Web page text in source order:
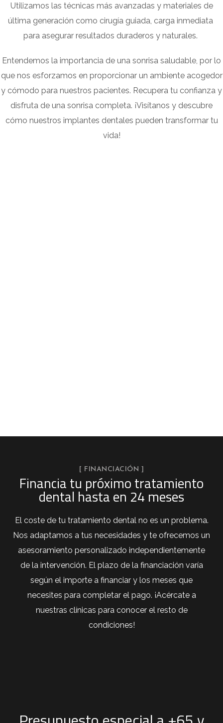
Utilizamos las técnicas más avanzadas y materiales de
última generación como cirugía guiada, carga inmediata
para asegurar resultados duraderos y naturales.
Entendemos la importancia de una sonrisa saludable, por lo
que nos esforzamos en proporcionar un ambiente acogedor
y cómodo para nuestros pacientes. Recupera tu confianza y
disfruta de una sonrisa completa. ¡Visítanos y descubre
cómo nuestros implantes dentales pueden transformar tu
vida!
[ FINANCIACIÓN ]
Financia tu próximo tratamiento
dental hasta en 24 meses
El coste de tu tratamiento dental no es un problema.
Nos adaptamos a tus necesidades y te ofrecemos un
asesoramiento personalizado independientemente
de la intervención. El plazo de la financiación varía
según el importe a financiar y los meses que
necesites para completar el pago. ¡Acércate a
nuestras clínicas para conocer el resto de
condiciones!